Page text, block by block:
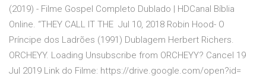
(2019) - Filme Gospel Completo Dublado | HDCanal Bíblia
Online. “THEY CALL IT THE Jul 10, 2018 Robin Hood- O
Príncipe dos Ladrões (1991) Dublagem Herbert Richers.
ORCHEYY. Loading Unsubscribe from ORCHEYY? Cancel 19
Jul 2019 Link do Filme: https://drive.google.com/open?id=